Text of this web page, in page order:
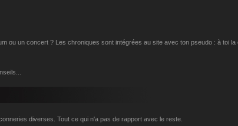
ou un concert ? Les chroniques sont intégrées au site avec ton pseudo : à toi la
diverses. Tout ce qui n'a pas de rapport avec le reste.